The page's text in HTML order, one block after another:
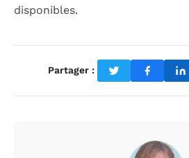
disponibles.
Partager :